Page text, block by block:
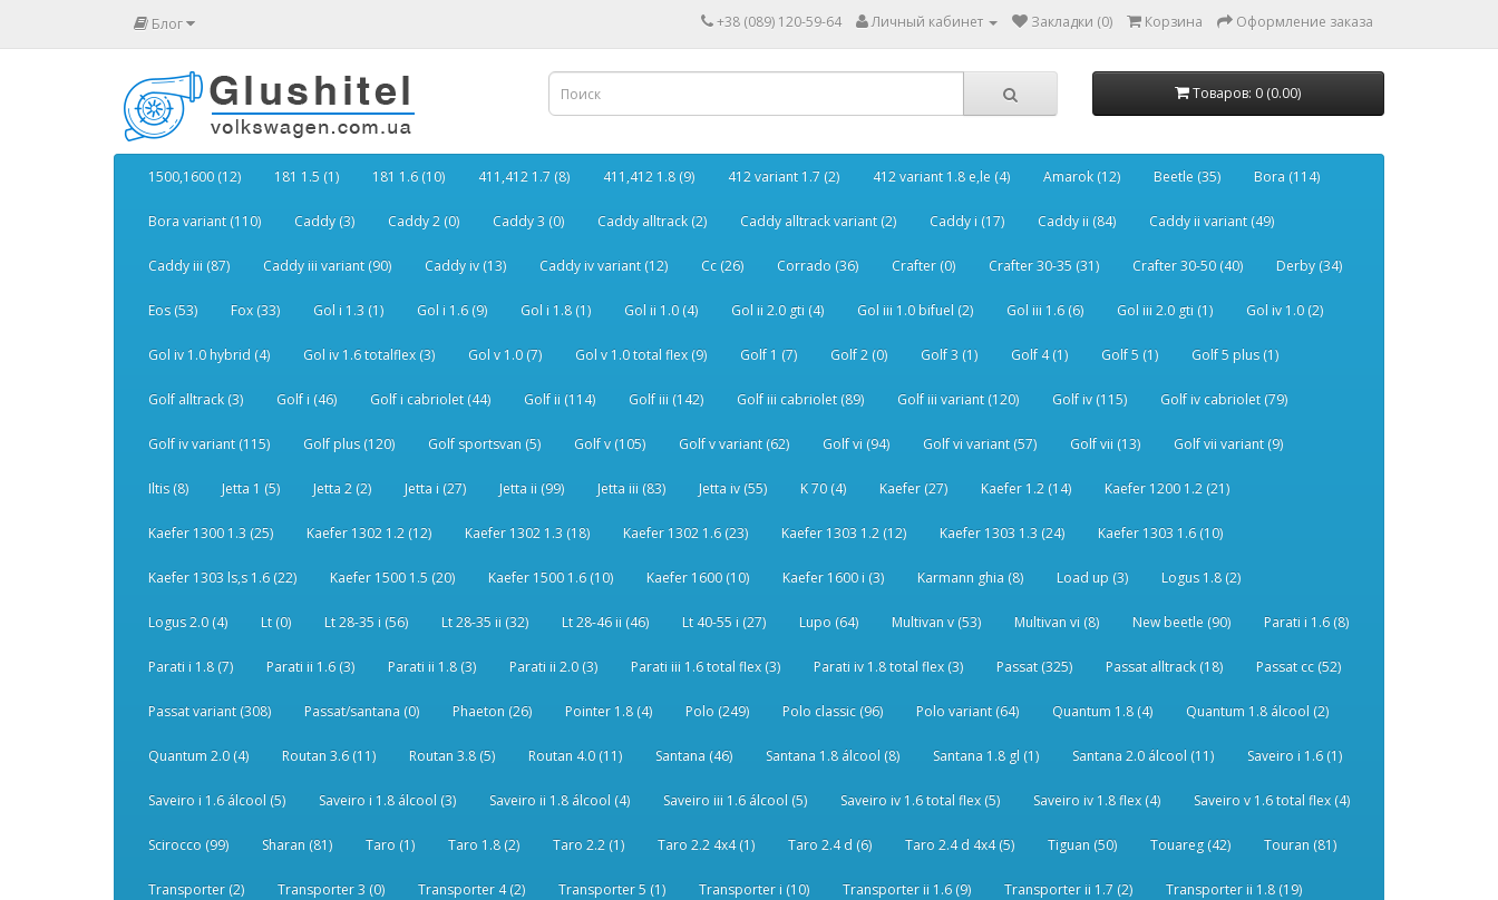
Блог +38 (089) 120-59-64 Личный кабинет Закладки (0) Корзина Оформление заказа
Товаров: 0 (0.00)
1500,1600 (12) 181 1.5 (1) 181 1.6 (10) 411,412 1.7 (8) 411,412 1.8 (9) 412 variant 1.7 (2) 412 variant 1.8 e,le (4) Amarok (12) Beetle (35) Bora (114)
Bora variant (110) Caddy (3) Caddy 2 (0) Caddy 3 (0) Caddy alltrack (2) Caddy alltrack variant (2) Caddy i (17) Caddy ii (84) Caddy ii variant (49)
Caddy iii (87) Caddy iii variant (90) Caddy iv (13) Caddy iv variant (12) Cc (26) Corrado (36) Crafter (0) Crafter 30-35 (31) Crafter 30-50 (40) Derby (34)
Eos (53) Fox (33) Gol i 1.3 (1) Gol i 1.6 (9) Gol i 1.8 (1) Gol ii 1.0 (4) Gol ii 2.0 gti (4) Gol iii 1.0 bifuel (2) Gol iii 1.6 (6) Gol iii 2.0 gti (1) Gol iv 1.0 (2)
Gol iv 1.0 hybrid (4) Gol iv 1.6 totalflex (3) Gol v 1.0 (7) Gol v 1.0 total flex (9) Golf 1 (7) Golf 2 (0) Golf 3 (1) Golf 4 (1) Golf 5 (1) Golf 5 plus (1)
Golf alltrack (3) Golf i (46) Golf i cabriolet (44) Golf ii (114) Golf iii (142) Golf iii cabriolet (89) Golf iii variant (120) Golf iv (115) Golf iv cabriolet (79)
Golf iv variant (115) Golf plus (120) Golf sportsvan (5) Golf v (105) Golf v variant (62) Golf vi (94) Golf vi variant (57) Golf vii (13) Golf vii variant (9)
Iltis (8) Jetta 1 (5) Jetta 2 (2) Jetta i (27) Jetta ii (99) Jetta iii (83) Jetta iv (55) K 70 (4) Kaefer (27) Kaefer 1.2 (14) Kaefer 1200 1.2 (21)
Kaefer 1300 1.3 (25) Kaefer 1302 1.2 (12) Kaefer 1302 1.3 (18) Kaefer 1302 1.6 (23) Kaefer 1303 1.2 (12) Kaefer 1303 1.3 (24) Kaefer 1303 1.6 (10)
Kaefer 1303 ls,s 1.6 (22) Kaefer 1500 1.5 (20) Kaefer 1500 1.6 (10) Kaefer 1600 (10) Kaefer 1600 i (3) Karmann ghia (8) Load up (3) Logus 1.8 (2)
Logus 2.0 (4) Lt (0) Lt 28-35 i (56) Lt 28-35 ii (32) Lt 28-46 ii (46) Lt 40-55 i (27) Lupo (64) Multivan v (53) Multivan vi (8) New beetle (90) Parati i 1.6 (8)
Parati i 1.8 (7) Parati ii 1.6 (3) Parati ii 1.8 (3) Parati ii 2.0 (3) Parati iii 1.6 total flex (3) Parati iv 1.8 total flex (3) Passat (325) Passat alltrack (18) Passat cc (52)
Passat variant (308) Passat/santana (0) Phaeton (26) Pointer 1.8 (4) Polo (249) Polo classic (96) Polo variant (64) Quantum 1.8 (4) Quantum 1.8 álcool (2)
Quantum 2.0 (4) Routan 3.6 (11) Routan 3.8 (5) Routan 4.0 (11) Santana (46) Santana 1.8 álcool (8) Santana 1.8 gl (1) Santana 2.0 álcool (11) Saveiro i 1.6 (1)
Saveiro i 1.6 álcool (5) Saveiro i 1.8 álcool (3) Saveiro ii 1.8 álcool (4) Saveiro iii 1.6 álcool (5) Saveiro iv 1.6 total flex (5) Saveiro iv 1.8 flex (4) Saveiro v 1.6 total flex (4)
Scirocco (99) Sharan (81) Taro (1) Taro 1.8 (2) Taro 2.2 (1) Taro 2.2 4x4 (1) Taro 2.4 d (6) Taro 2.4 d 4x4 (5) Tiguan (50) Touareg (42) Touran (81)
Transporter (2) Transporter 3 (0) Transporter 4 (2) Transporter 5 (1) Transporter i (10) Transporter ii 1.6 (9) Transporter ii 1.7 (2) Transporter ii 1.8 (19)